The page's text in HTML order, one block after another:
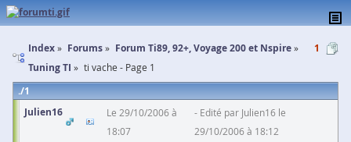
Index Forums
Forum Ti89, 92+, Voyage 200 et Nspire
Tuning TI
ti vache - Page 1
1
1
Julien16
Le 29/10/2006 à
18:07
Edité par Julien16 le
29/10/2006 à 18:12